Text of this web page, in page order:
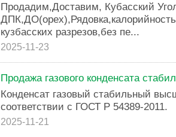
Продадим,Доставим, Кубасский
кузбасских разрезов,без пе...
2025-11-23
Продажа газового конденсата
Конденсат газовый стабильный
соответствии с ГОСТ Р 54389-2011.
2025-11-21